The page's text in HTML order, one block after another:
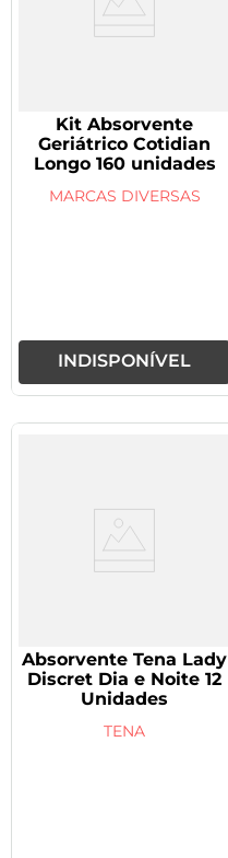
Kit Absorvente
Geriátrico Cotidian
Longo 160 unidades
MARCAS DIVERSAS
INDISPONÍVEL
Absorvente Tena Lady
Discret Dia e Noite 12
Unidades
TENA